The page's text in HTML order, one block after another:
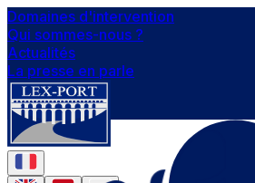
Domaines d'intervention
Qui sommes-nous ?
Actualités
La presse en parle